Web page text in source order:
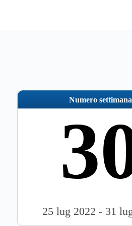
Numero settimana
25 lug 2022 - 31